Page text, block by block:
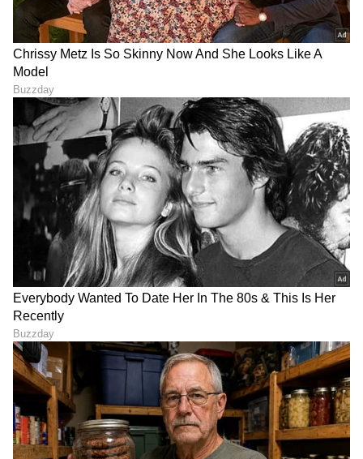
ತ್ವರಿತ-ಡೆಲಿವರಿ ಸೇವೆಗಳ ಹೆಚ್ಚುತ್ತಿರುವ ಜನಪ್ರಿಯತೆಯ ಬಗ್ಗೆ
ದೊಡ್ಡ ಸಂಭಾಷಣೆಯಾಗಿ ಬದಲಾಗಿದೆ.
LATEST VIDEOS
ABOUT THE AUTHOR
PB Padmashree Bhat
ಪದ್ಮಶ್ರೀ ಭಟ್. ವಿಜಯವಾಣಿ, ಒನ್ ಇಂಡಿಯಾ, ವಿಜಯ ಕರ್ನಾಟಕ
ಸಂಸ್ಥೆಗಳಲ್ಲಿ ಕೆಲಸ ಮಾಡಿದ್ದು, ಒಟ್ಟು ಎಂಟು ವರ್ಷಗಳಿಗೂ ಅಧಿಕ
ವೃತ್ತಿಜೀವನದ ಅನುಭವವಿದೆ.‌ ಸಿನಿಮಾ, ಟಿವಿ ಕ್ಷೇತ್ರದಲ್ಲಿ ಆಸಕ್ತಿ ಇದ್ದು,
ಈಗಾಗಲೇ ಸಾಕಷ್ಟು ಸುಪ್ರಸಿದ್ಧ ತಾರೆಯರ, ಸಾಧಕರ ಸಂದರ್ಶನ
ಮಾಡಿರುವೆ. ಅಷ್ಟೇ ಅಲ್ಲದೆ ಬ್ಯೂಟಿ, ಆರೋಗ್ಯ, ಧಾರ್ಮಿಕ
ವಿಷಯಗಳನ್ನು ಬರೆಯೋದು ನಂಗಿಷ್ಟ. ಪುಸ್ತಕ ಓದುವುದು,
ಹಣ (Hana) ವ್ಯವಹಾರ ವ್ಯಾಪಾರ ಕಲ್ಪನೆ ಜೀವನಶೈಲಿ